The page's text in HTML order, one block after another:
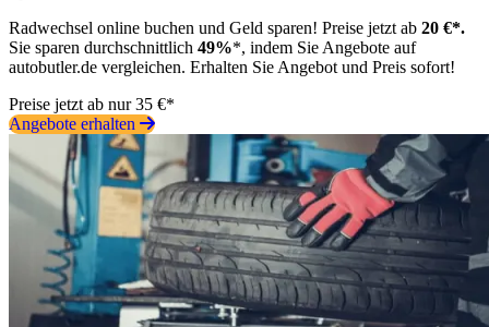
Radwechsel online buchen und Geld sparen! Preise jetzt ab 20 €*.
Sie sparen durchschnittlich 49%*, indem Sie Angebote auf
autobutler.de vergleichen. Erhalten Sie Angebot und Preis sofort!
Preise jetzt ab nur 35 €*
Angebote erhalten